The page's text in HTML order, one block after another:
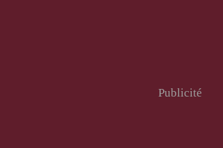
Publicité